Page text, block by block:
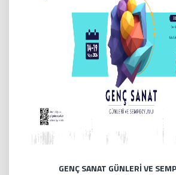
GENÇ SANAT GÜNLERİ VE